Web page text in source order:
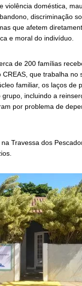
violência doméstica,
discriminação
que afetem
e moral do indivíduo.
de 200 famílias
CREAS, que trabalha no
familiar, os laços de
grupo, incluindo a
por problema de
Travessa dos